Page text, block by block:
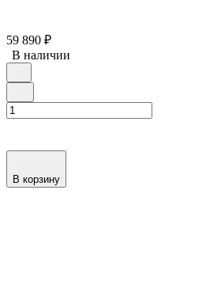
59 890 ₽
В наличии
В корзину